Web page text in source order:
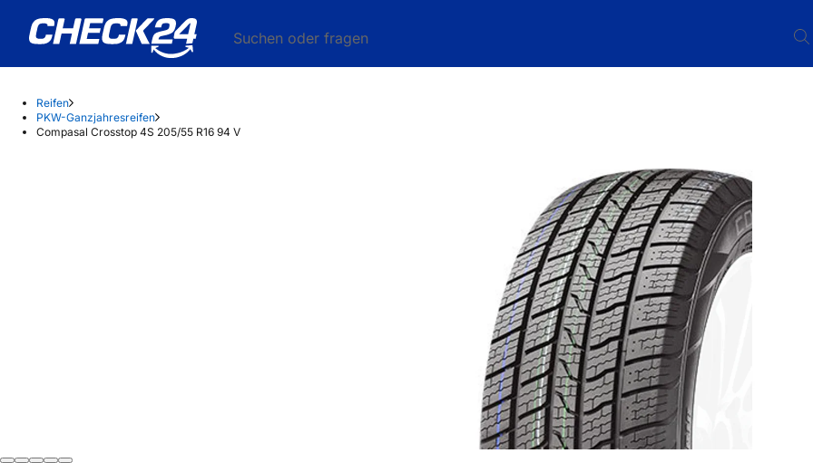
Suchen oder fragen
Reifen
PKW-Ganzjahresreifen
Compasal Crosstop 4S 205/55 R16 94 V